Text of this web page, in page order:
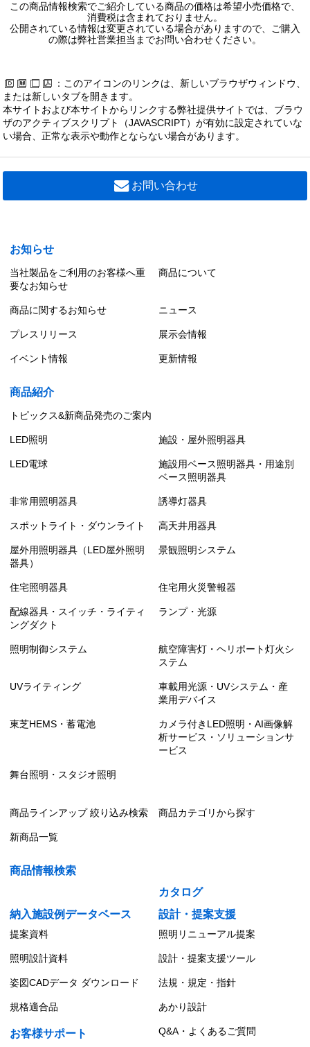
この商品情報検索でご紹介している商品の価格は希望小売価格で、
消費税は含まれておりません。
公開されている情報は変更されている場合がありますので、ご購入
の際は弊社営業担当までお問い合わせください。
：このアイコンのリンクは、新しいブラウザウィンドウ、
または新しいタブを開きます。
本サイトおよび本サイトからリンクする弊社提供サイトでは、ブラウ
ザのアクティブスクリプト（JAVASCRIPT）が有効に設定されていな
い場合、正常な表示や動作とならない場合があります。
お問い合わせ
お知らせ
当社製品をご利用のお客様へ重
要なお知らせ
商品について
商品に関するお知らせ ニュース
プレスリリース 展示会情報
イベント情報 更新情報
商品紹介
トピックス&新商品発売のご案内
LED照明 施設・屋外照明器具
LED電球
施設用ベース照明器具・用途別
ベース照明器具
非常用照明器具 誘導灯器具
スポットライト・ダウンライト 高天井用器具
屋外用照明器具（LED屋外照明
器具）
景観照明システム
住宅照明器具 住宅用火災警報器
配線器具・スイッチ・ライティ
ングダクト
ランプ・光源
照明制御システム
航空障害灯・ヘリポート灯火シ
ステム
UVライティング
車載用光源・UVシステム・産
業用デバイス
東芝HEMS・蓄電池
カメラ付きLED照明・AI画像解
析サービス・ソリューションサ
ービス
舞台照明・スタジオ照明
商品ラインアップ 絞り込み検索 商品カテゴリから探す
新商品一覧
商品情報検索
カタログ
納入施設例データベース
設計・提案支援
提案資料 照明リニューアル提案
照明設計資料 設計・提案支援ツール
姿図CADデータ ダウンロード 法規・規定・指針
規格適合品 あかり設計
お客様サポート Q&A・よくあるご質問